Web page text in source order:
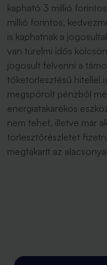
kapható 3 millió
millió forintos,
is kaphatnak a
van türelmi idős
jogosult felvenni a
tőketörlesztésű hitellel
megspórolt pénzből
energiatakarékos
nem tehet, illetve már
törlesztőrészletet
megtakarít az